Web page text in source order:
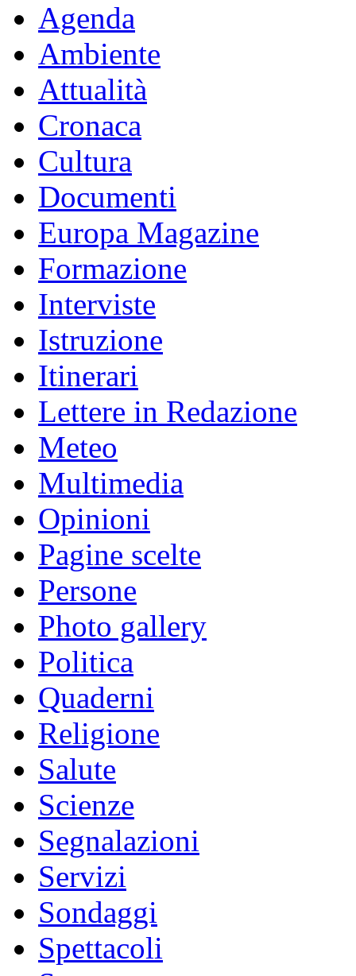
Agenda
Ambiente
Attualità
Cronaca
Cultura
Documenti
Europa Magazine
Formazione
Interviste
Istruzione
Itinerari
Lettere in Redazione
Meteo
Multimedia
Opinioni
Pagine scelte
Persone
Photo gallery
Politica
Quaderni
Religione
Salute
Scienze
Segnalazioni
Servizi
Sondaggi
Spettacoli